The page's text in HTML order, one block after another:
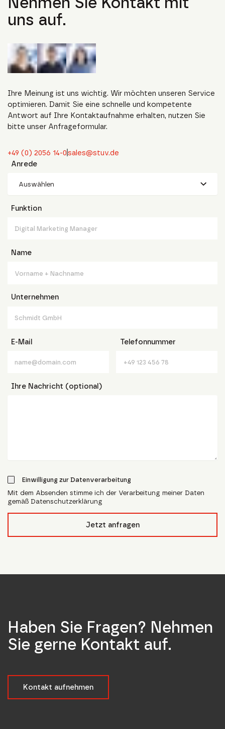
uns auf.
Ihre Meinung ist uns wichtig. Wir möchten unseren Service
optimieren. Damit Sie eine schnelle und kompetente
Antwort auf Ihre Kontaktaufnahme erhalten, nutzen Sie
bitte unser Anfrageformular.
+49 (0) 2056 14-0sales@stuv.de
Anrede
Auswählen
Funktion
Name
Unternehmen
E-Mail Telefonnummer
Ihre Nachricht (optional)
Einwilligung zur Datenverarbeitung
Mit dem Absenden stimme ich der Verarbeitung meiner Daten
gemäß Datenschutzerklärung
Jetzt anfragen
Haben Sie Fragen? Nehmen
Sie gerne Kontakt auf.
Kontakt aufnehmen